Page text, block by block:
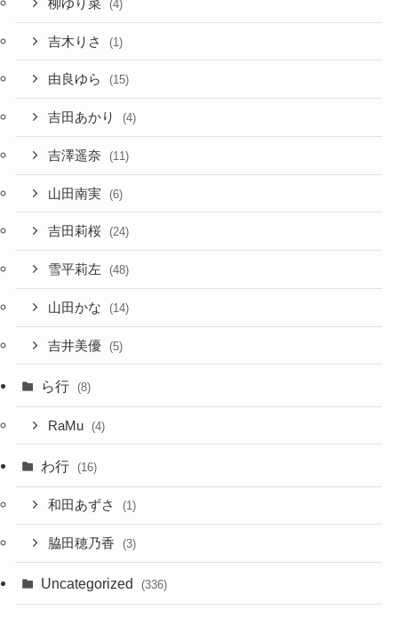
柳ゆり菜 (4)
吉木りさ (1)
由良ゆら (15)
吉田あかり (4)
吉澤遥奈 (11)
山田南実 (6)
吉田莉桜 (24)
雪平莉左 (48)
山田かな (14)
吉井美優 (5)
ら行 (8)
RaMu (4)
わ行 (16)
和田あずさ (1)
脇田穂乃香 (3)
Uncategorized (336)